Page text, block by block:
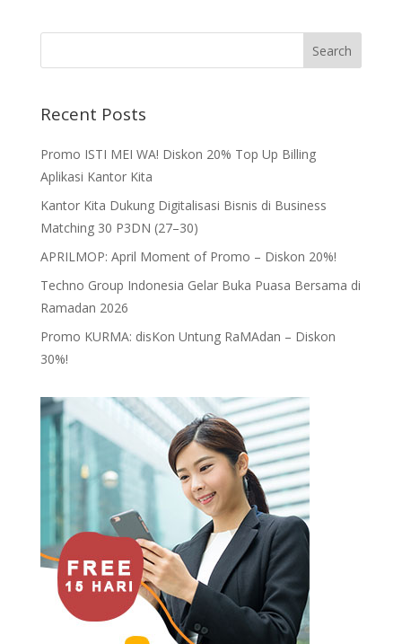
Recent Posts
Promo ISTI MEI WA! Diskon 20% Top Up Billing
Aplikasi Kantor Kita
Kantor Kita Dukung Digitalisasi Bisnis di Business
Matching 30 P3DN (27–30)
APRILMOP: April Moment of Promo – Diskon 20%!
Techno Group Indonesia Gelar Buka Puasa Bersama di
Ramadan 2026
Promo KURMA: disKon Untung RaMAdan – Diskon
30%!